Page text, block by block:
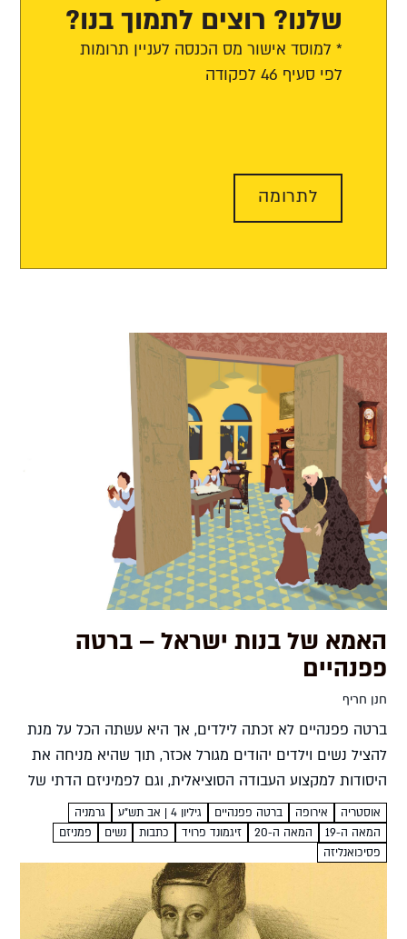
שלנו? רוצים לתמוך בנו?
* למוסד אישור מס הכנסה לעניין תרומות
לפי סעיף 46 לפקודה
לתרומה
האמא של בנות ישראל – ברטה
פפנהיים
חנן חריף
ברטה פפנהיים לא זכתה לילדים, אך היא עשתה הכל על מנת
להציל נשים וילדים יהודים מגורל אכזר, תוך שהיא מניחה את
היסודות למקצוע העבודה הסוציאלית, וגם לפמיניזם הדתי של
ימינו. שנים קודם לכן הביאה ברטה...
אוסטריה אירופה ברטה פפנהיים גיליון 4 | אב תש"ע
גרמניה
המאה ה-19
המאה ה-20 זיגמונד פרויד כתבות נשים
פמניזם
פסיכואנליזה